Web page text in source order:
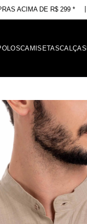
ACIMA DE R$ 299 *
CAMISETASCALÇAS